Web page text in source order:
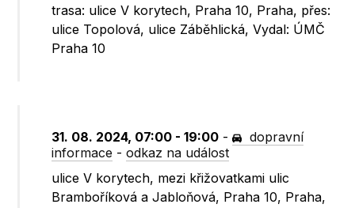
trasa: ulice V korytech, Praha 10, Praha, přes:
ulice Topolová, ulice Záběhlická, Vydal: ÚMČ
Praha 10
31. 08. 2024, 07:00 - 19:00 -
dopravní
informace -odkaz na událost
ulice V korytech, mezi křižovatkami ulic
Bramboříková a Jabloňová, Praha 10, Praha,